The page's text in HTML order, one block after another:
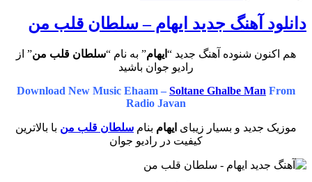
دانلود آهنگ جدید ایهام – سلطان قلب من
هم اکنون شنوده آهنگ جدید “ ایهام” به نام “سلطان قلب من” از
رادیو جوان باشید
Download New Music Ehaam – Soltane Ghalbe Man From
Radio Javan
موزیک جدید و بسیار زیبای ایهام بنام سلطان قلب من با بالاترین
کیفیت در رادیو جوان